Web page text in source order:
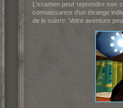
L'examen peut reprendre son
connaissance d'un étrange
de le suivre. Votre aventure